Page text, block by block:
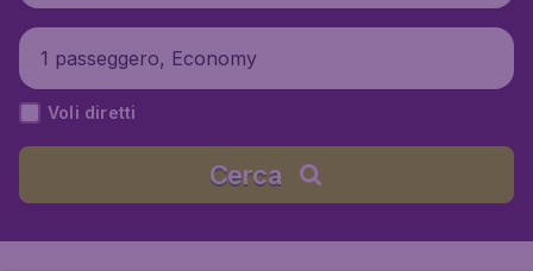
1 passeggero, Economy
Voli diretti
Cerca